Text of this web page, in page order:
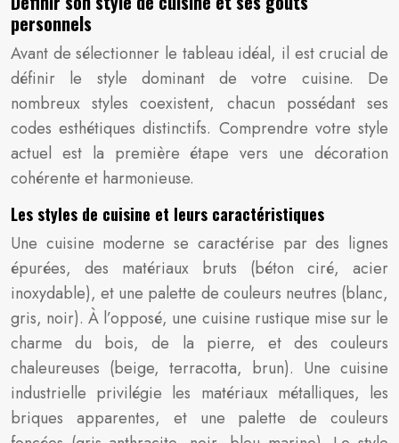
personnels
Avant de sélectionner le tableau idéal, il est crucial de
définir le style dominant de votre cuisine. De
nombreux styles coexistent, chacun possédant ses
codes esthétiques distinctifs. Comprendre votre style
actuel est la première étape vers une décoration
cohérente et harmonieuse.
Les styles de cuisine et leurs caractéristiques
Une cuisine moderne se caractérise par des lignes
épurées, des matériaux bruts (béton ciré, acier
inoxydable), et une palette de couleurs neutres (blanc,
gris, noir). À l’opposé, une cuisine rustique mise sur le
charme du bois, de la pierre, et des couleurs
chaleureuses (beige, terracotta, brun). Une cuisine
industrielle privilégie les matériaux métalliques, les
briques apparentes, et une palette de couleurs